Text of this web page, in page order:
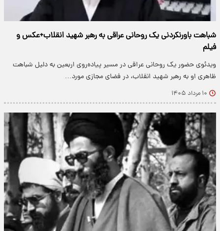
شباهت باورنکردنی یک روحانی عراقی به رهبر شهید انقلاب+عکس و
فیلم
ویدئوی حضور یک روحانی عراقی در مسیر پیاده‌روی اربعین به دلیل شباهت
ظاهری او به رهبر شهید انقلاب، در فضای مجازی مورد…
۱۰ مرداد ۱۴۰۵